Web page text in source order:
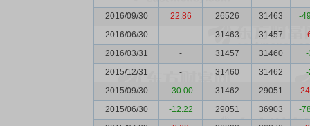
2016/09/30 22.86 26526 31463
-
2016/06/30
- 31463 31457
2016/03/31
- 31457 31460
2015/12/31
- 31460 31462
2015/09/30
-30.00 31462 29051
2015/06/30
-12.22 29051 36903
-